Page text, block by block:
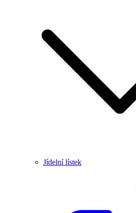
Jídelní lístek